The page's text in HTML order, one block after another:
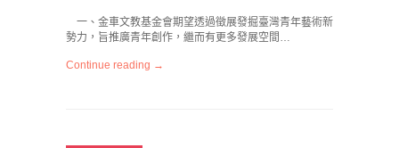
一、金車文教基金會期望透過徵展發掘臺灣青年藝術新
勢力，旨推廣青年創作，繼而有更多發展空間…
Continue reading →